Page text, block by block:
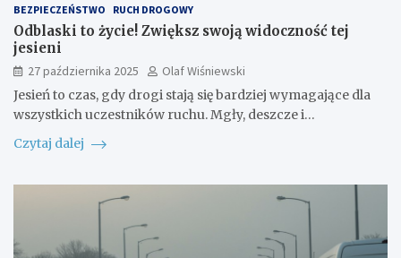
BEZPIECZEŃSTWO RUCH DROGOWY
Odblaski to życie! Zwiększ swoją widoczność tej
jesieni
27 października 2025
Olaf Wiśniewski
Jesień to czas, gdy drogi stają się bardziej wymagające dla
wszystkich uczestników ruchu. Mgły, deszcze i…
Czytaj dalej